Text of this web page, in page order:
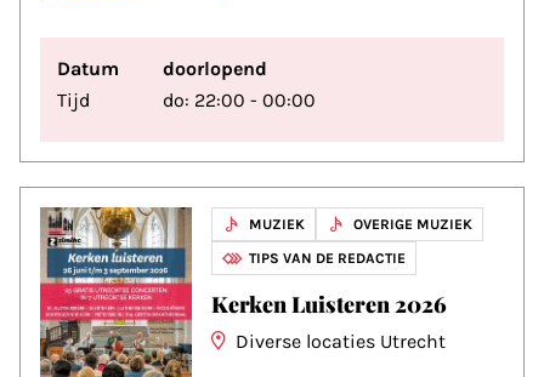
Datum
doorlopend
Tijd
do: 22:00 - 00:00
MUZIEK
OVERIGE MUZIEK
TIPS VAN DE REDACTIE
Kerken Luisteren 2026
Diverse locaties Utrecht